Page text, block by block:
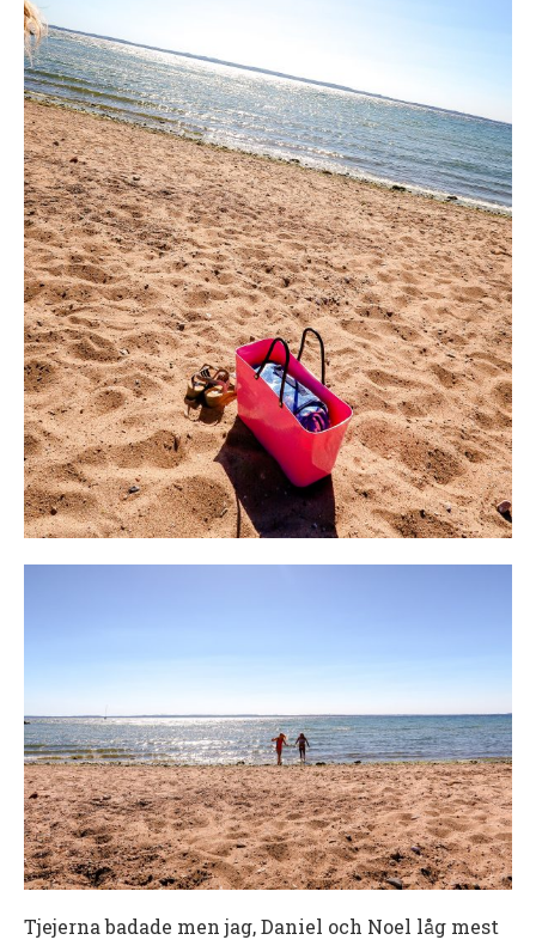
Tjejerna badade men jag, Daniel och Noel låg mest